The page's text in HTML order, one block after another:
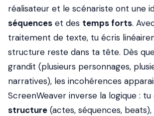
réalisateur et le scénariste ont une
séquences et des temps forts.
traitement de texte, tu écris
structure reste dans ta tête. Dès
grandit (plusieurs personnages,
narratives), les incohérences
ScreenWeaver inverse la logique : tu
structure (actes, séquences,